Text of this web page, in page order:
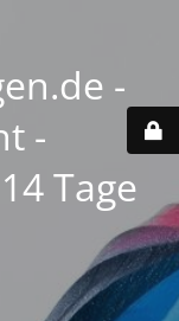
-
-
Tage